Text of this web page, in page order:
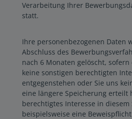
Verarbeitung Ihrer
statt.
Ihre personenbezogenen Daten
Abschluss des
nach 6 Monaten gelöscht,
keine sonstigen berechtigten
entgegenstehen oder Sie uns
eine längere Speicherung erteilt
berechtigtes Interesse in diesem
beispielsweise eine